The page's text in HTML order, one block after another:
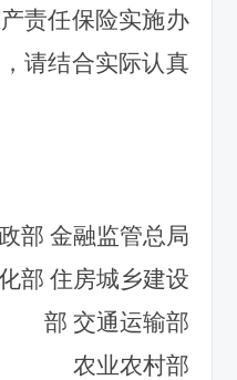
责任保险实施办
请结合实际认真
部 金融监管总局
部 住房城乡建设
部 交通运输部
农业农村部